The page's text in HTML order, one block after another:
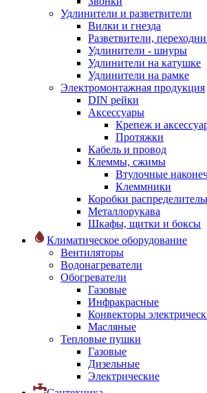
Удлинители и разветвители
Вилки и гнезда
Разветвители,
Удлинители - шнуры
Удлинители на катушке
Удлинители на рамке
Электромонтажная продукция
DIN рейки
Аксессуары
Крепеж и
Протяжки
Кабель и провод
Клеммы, сжимы
Втулочные
Клеммники
Коробки
Металлорукава
Шкафы, щитки и боксы
Климатическое оборудование
Вентиляторы
Водонагреватели
Обогреватели
Газовые
Инфракрасные
Конвекторы
Масляные
Тепловые пушки
Газовые
Дизельные
Электрические